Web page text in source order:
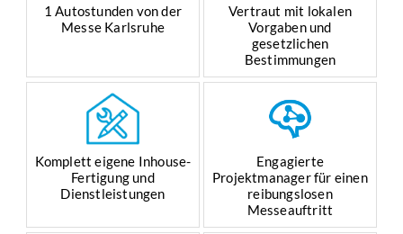
1 Autostunden von der
Messe Karlsruhe
Vertraut mit lokalen
Vorgaben und
gesetzlichen
Bestimmungen
Komplett eigene Inhouse-
Fertigung und
Dienstleistungen
Engagierte
Projektmanager für einen
reibungslosen
Messeauftritt